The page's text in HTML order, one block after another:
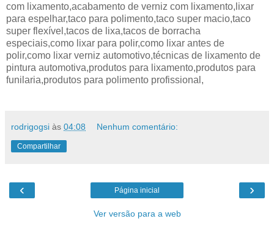
com lixamento,acabamento de verniz com lixamento,lixar
para espelhar,taco para polimento,taco super macio,taco
super flexível,tacos de lixa,tacos de borracha
especiais,como lixar para polir,como lixar antes de
polir,como lixar verniz automotivo,técnicas de lixamento de
pintura automotiva,produtos para lixamento,produtos para
funilaria,produtos para polimento profissional,
rodrigogsi às 04:08 Nenhum comentário:
Compartilhar
‹ ›
Página inicial
Ver versão para a web